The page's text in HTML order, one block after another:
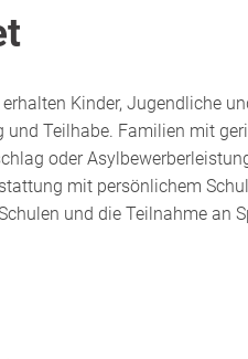
Kinder, Jugendliche
Teilhabe. Familien mit
oder
mit persönlichem
und die Teilnahme an